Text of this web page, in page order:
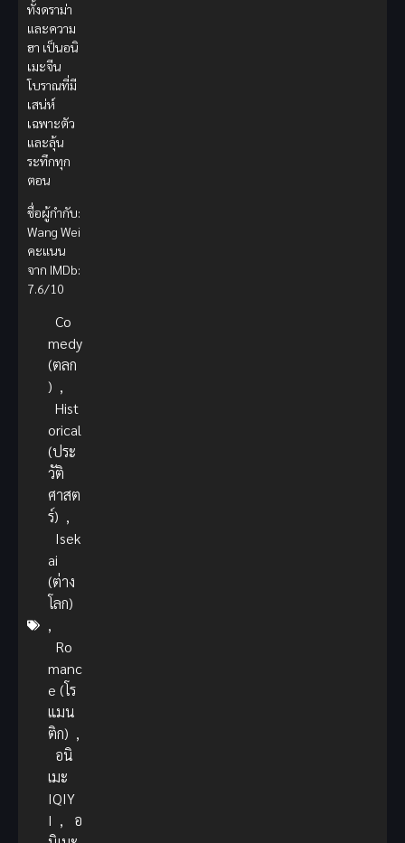
ทั้งดราม่า
และความ
ฮา เป็นอนิ
เมะจีน
โบราณที่มี
เสน่ห์
เฉพาะตัว
และลุ้น
ระทึกทุก
ตอน
ชื่อผู้กำกับ:
Wang Wei
คะแนน
จาก IMDb:
7.6/10
Co
medy
(ตลก
) ,
Hist
orical
(ประ
วัติ
ศาสต
ร์) ,
Isek
ai
(ต่าง
โลก)
,
Ro
manc
e (โร
แมน
ติก) ,
อนิ
เมะ
IQIY
I ,
อ